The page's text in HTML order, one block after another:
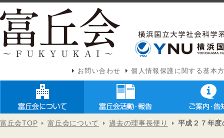
お問い合わせ 個人情報保護に関する基本
富丘会TOP 富丘会について 過去の理事長便り 平成２７年度